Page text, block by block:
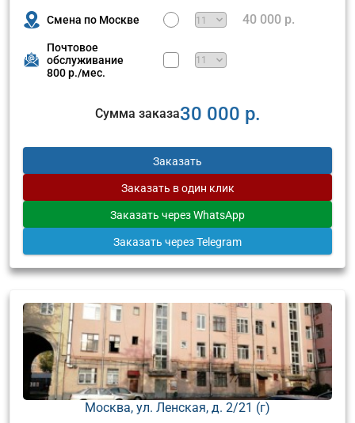
Смена по Москве 40 000 р.
Почтовое
обслуживание
800 р./мес.
Сумма заказа30 000 р.
Заказать
Заказать в один клик
Заказать через WhatsApp
Заказать через Telegram
Москва, ул. Ленская, д. 2/21 (г)